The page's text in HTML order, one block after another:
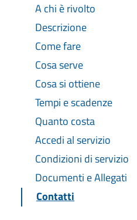
A chi è rivolto
Descrizione
Come fare
Cosa serve
Cosa si ottiene
Tempi e scadenze
Quanto costa
Accedi al servizio
Condizioni di servizio
Documenti e Allegati
Contatti